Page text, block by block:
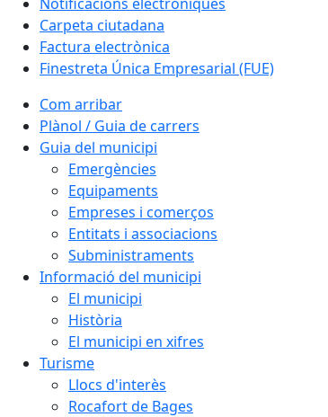
Carpeta ciutadana
Factura electrònica
Finestreta Única Empresarial (FUE)
Com arribar
Plànol / Guia de carrers
Guia del municipi
Emergències
Equipaments
Empreses i comerços
Entitats i associacions
Subministraments
Informació del municipi
El municipi
Història
El municipi en xifres
Turisme
Llocs d'interès
Rocafort de Bages